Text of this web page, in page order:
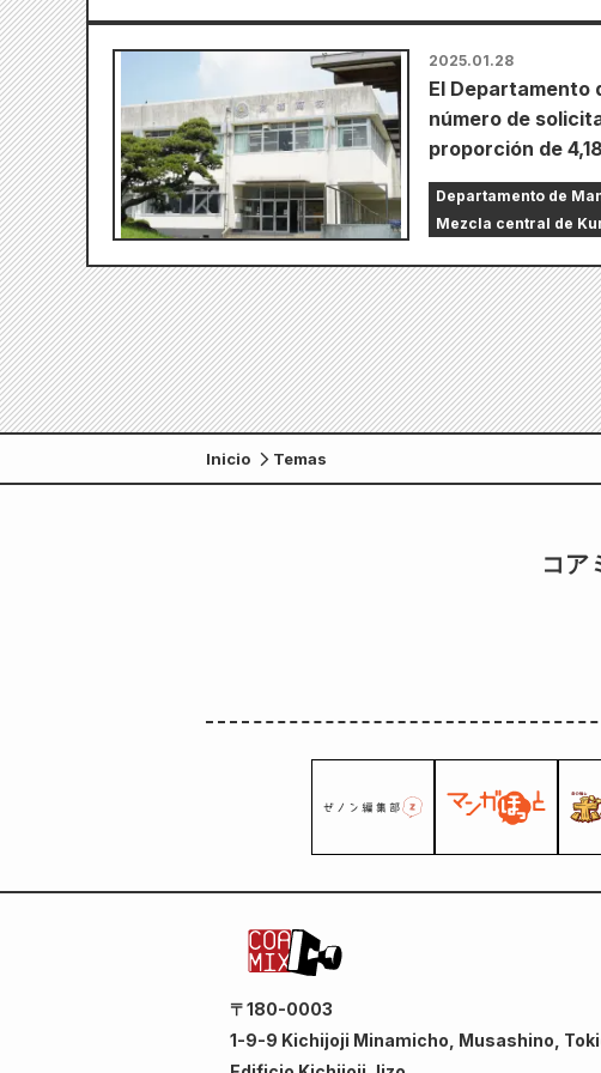
2025.01.28
El Departamento
número de
proporción de
Departamento de
Mezcla central de
Inicio Temas
コア
〒180-0003
1-9-9 Kichijoji Minamicho, Musashino,